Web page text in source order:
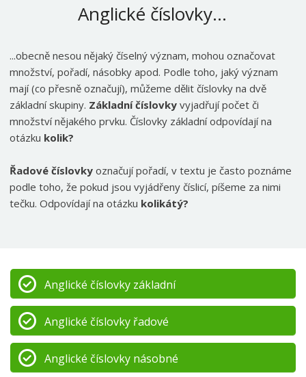
Anglické číslovky...
...obecně nesou nějaký číselný význam, mohou označovat
množství, pořadí, násobky apod. Podle toho, jaký význam
mají (co přesně označují), můžeme dělit číslovky na dvě
základní skupiny. Základní číslovky vyjadřují počet či
množství nějakého prvku. Číslovky základní odpovídají na
otázku kolik?
Řadové číslovky označují pořadí, v textu je často poznáme
podle toho, že pokud jsou vyjádřeny číslicí, píšeme za nimi
tečku. Odpovídají na otázku kolikátý?
Anglické číslovky základní
Anglické číslovky řadové
Anglické číslovky násobné